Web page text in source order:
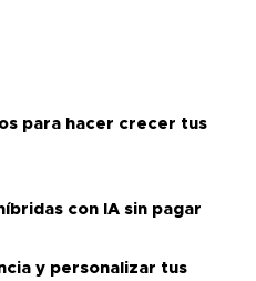
para hacer crecer tus
con IA sin pagar
y personalizar tus